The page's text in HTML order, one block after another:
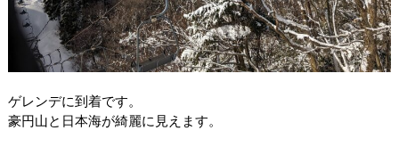
ゲレンデに到着です。
豪円山と日本海が綺麗に見えます。